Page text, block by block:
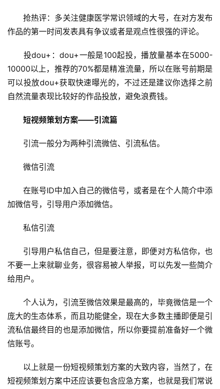
抢热评：多关注健康医学常识领域的大号，在对方发布
作品的第一时间发表具有争议或者是观点性很强的评论。
投dou+：dou+一般是100起投，播放量基本在5000-
10000以上，推荐的70%都是精准流量，所以在账号前期是
可以投放dou+获取快速曝光的，不过还是建议你选择之前
自然流量表现比较好的作品投放，避免浪费钱。
短视频策划方案——引流篇
引流一般分为两种引流微信、引流私信。
微信引流
在账号ID中加入自己的微信号，或者是在个人简介中添
加微信号，引导用户添加微信。
私信引流
引导用户私信自己，但是要注意，即便对方私信你，也
不要一上来就聊业务，很容易被人举报，可以先发一些简介
给用户。
个人认为，引流至微信效果是最高的，毕竟微信是一个
庞大的生态体系，而且功能健全，现在大多数主播即便是引
流私信最终目的也是添加微信，所以你要提前准备好一个微
信账号。
以上就是一份短视频策划方案的大致内容，当然了，在
短视频策划方案中还应该要包含应急方案，也就是我们常说